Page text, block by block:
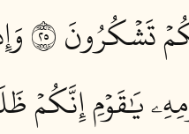
٥٢
يَٰقَوۡمِ إِنَّكُمۡ